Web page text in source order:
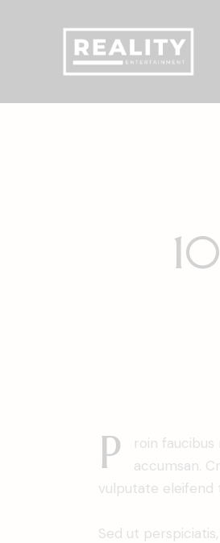
P
roin
accumsan.
vulputate eleifend
Sed ut